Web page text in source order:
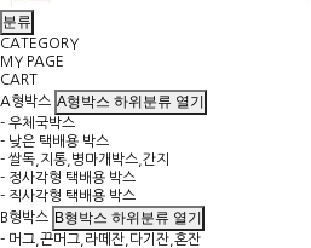
분류
CATEGORY
MY PAGE
CART
A형박스 A형박스 하위분류 열기
- 우체국박스
- 낮은 택배용 박스
- 쌀독,지통,병마개박스,간지
- 정사각형 택배용 박스
- 직사각형 택배용 박스
B형박스 B형박스 하위분류 열기
- 머그,끈머그,라떼잔,다기잔,혼잔